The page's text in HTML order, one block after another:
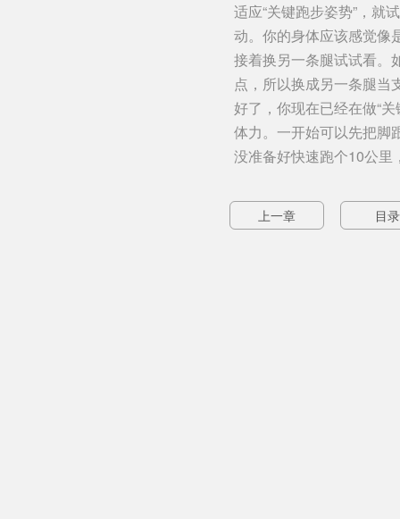
适应“关键跑步姿势”，就
动。你的身体应该感觉像
接着换另一条腿试试看。
点，所以换成另一条腿当
好了，你现在已经在做“
体力。一开始可以先把脚
没准备好快速跑个10公里
上一章 目录